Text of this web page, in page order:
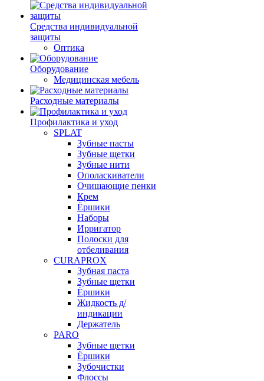
Средства индивидуальной
защиты
Оптика
Оборудование
Медицинская мебель
Расходные материалы
Профилактика и уход
SPLAT
Зубные пасты
Зубные щетки
Зубные нити
Ополаскиватели
Очищающие пенки
Крем
Ёршики
Наборы
Ирригатор
Полоски для
отбеливания
CURAPROX
Зубная паста
Зубные щетки
Ёршики
Жидкость д/
индикации
Держатель
PARO
Зубные щетки
Ёршики
Зубочистки
Флоссы